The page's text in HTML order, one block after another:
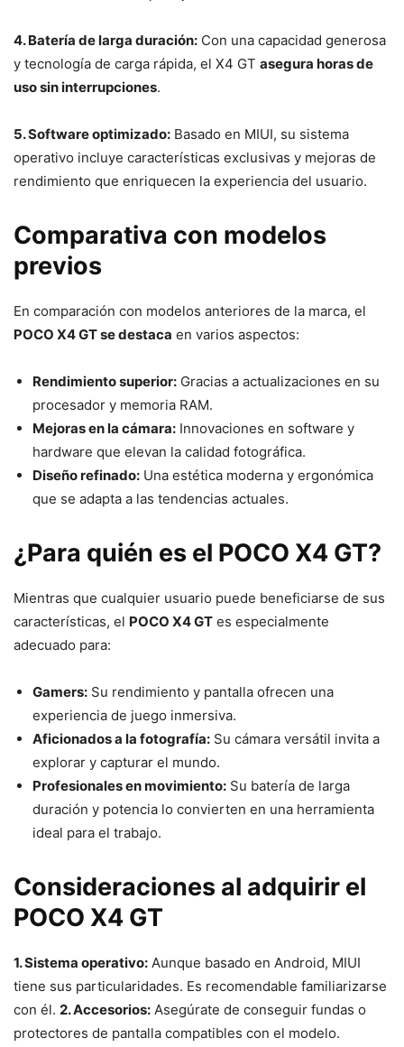
4. Batería de larga duración: Con una capacidad generosa
y tecnología de carga rápida, el X4 GT asegura horas de
uso sin interrupciones.
5. Software optimizado: Basado en MIUI, su sistema
operativo incluye características exclusivas y mejoras de
rendimiento que enriquecen la experiencia del usuario.
Comparativa con modelos
previos
En comparación con modelos anteriores de la marca, el
POCO X4 GT se destaca en varios aspectos:
Rendimiento superior: Gracias a actualizaciones en su
procesador y memoria RAM.
Mejoras en la cámara: Innovaciones en software y
hardware que elevan la calidad fotográfica.
Diseño refinado: Una estética moderna y ergonómica
que se adapta a las tendencias actuales.
¿Para quién es el POCO X4 GT?
Mientras que cualquier usuario puede beneficiarse de sus
características, el POCO X4 GT es especialmente
adecuado para:
Gamers: Su rendimiento y pantalla ofrecen una
experiencia de juego inmersiva.
Aficionados a la fotografía: Su cámara versátil invita a
explorar y capturar el mundo.
Profesionales en movimiento: Su batería de larga
duración y potencia lo convierten en una herramienta
ideal para el trabajo.
Consideraciones al adquirir el
POCO X4 GT
1. Sistema operativo: Aunque basado en Android, MIUI
tiene sus particularidades. Es recomendable familiarizarse
con él. 2. Accesorios: Asegúrate de conseguir fundas o
protectores de pantalla compatibles con el modelo.